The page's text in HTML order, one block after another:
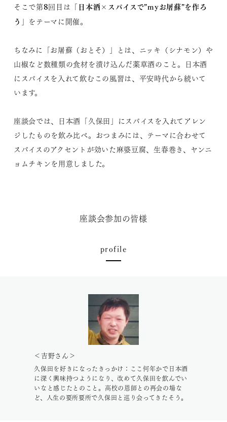
そこで第8回目は「
日本酒×スパイスで”myお屠蘇”を作ろ
う
」をテーマに開催。
ちなみに「お屠蘇（おとそ）」とは、ニッキ（シナモン）や
山椒など数種類の食材を漬け込んだ薬草酒のこと。日本酒
にスパイスを入れて飲むこの風習は、平安時代から続いて
います。
座談会では、日本酒「久保田」にスパイスを入れてアレン
ジしたものを飲み比べ。おつまみには、テーマに合わせて
スパイスのアクセントが効いた麻婆豆腐、生春巻き、ヤンニ
ョムチキンを用意しました。
座談会参加の皆様
profile
＜吉野さん＞
久保田を好きになったきっかけ：ここ何年かで日本酒
に深く興味持つようになり、改めて久保田を飲んでい
いなと感じたとのこと。高校の恩師との再会の場な
ど、人生の要所要所で久保田と巡り会ってきたそう。